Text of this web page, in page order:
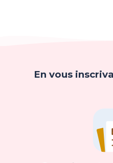
En vous